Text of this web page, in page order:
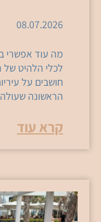
08.07.2026
מה עוד אפשרי
לכלי הלהיט של
חושבים על
הראשונה שעולה
קרא עוד